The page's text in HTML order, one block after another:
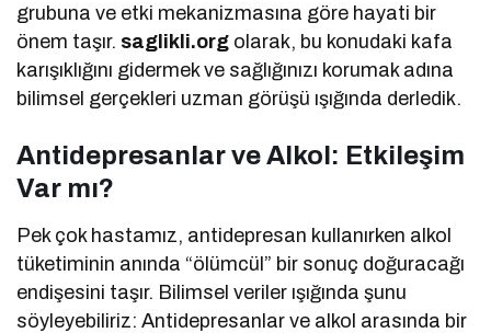
grubuna ve etki mekanizmasına göre hayati bir
önem taşır. saglikli.org olarak, bu konudaki kafa
karışıklığını gidermek ve sağlığınızı korumak adına
bilimsel gerçekleri uzman görüşü ışığında derledik.
Antidepresanlar ve Alkol: Etkileşim
Var mı?
Pek çok hastamız, antidepresan kullanırken alkol
tüketiminin anında “ölümcül” bir sonuç doğuracağı
endişesini taşır. Bilimsel veriler ışığında şunu
söyleyebiliriz: Antidepresanlar ve alkol arasında bir